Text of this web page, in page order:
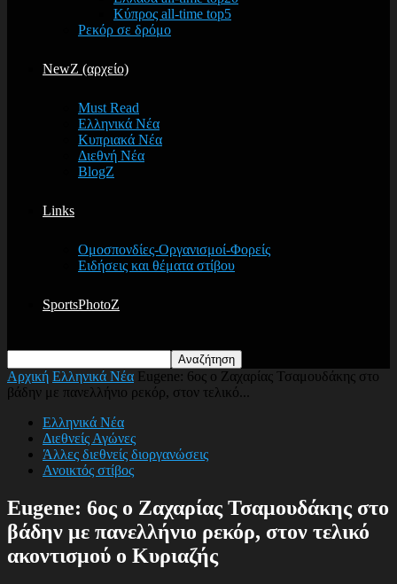
Κύπρος all-time top5
Ρεκόρ σε δρόμο
NewZ (αρχείο)
Must Read
Ελληνικά Νέα
Κυπριακά Νέα
Διεθνή Νέα
BlogZ
Links
Ομοσπονδίες-Οργανισμοί-Φορείς
Ειδήσεις και θέματα στίβου
SportsPhotoZ
Αρχική Ελληνικά Νέα Eugene: 6ος ο Ζαχαρίας Τσαμουδάκης στο
βάδην με πανελλήνιο ρεκόρ, στον τελικό...
Ελληνικά Νέα
Διεθνείς Αγώνες
Άλλες διεθνείς διοργανώσεις
Ανοικτός στίβος
Eugene: 6ος ο Ζαχαρίας Τσαμουδάκης στο
βάδην με πανελλήνιο ρεκόρ, στον τελικό
ακοντισμού ο Κυριαζής